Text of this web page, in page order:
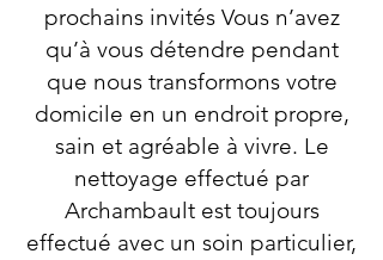
prochains invités Vous n’avez
qu’à vous détendre pendant
que nous transformons votre
domicile en un endroit propre,
sain et agréable à vivre. Le
nettoyage effectué par
Archambault est toujours
effectué avec un soin particulier,